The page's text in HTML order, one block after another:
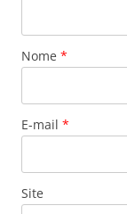
Nome *
E-mail *
Site